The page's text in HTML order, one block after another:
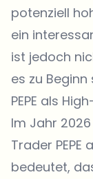
potenziell
ein
ist jedoch
es zu
PEPE als
Im Jahr
Trader PEPE
bedeutet,